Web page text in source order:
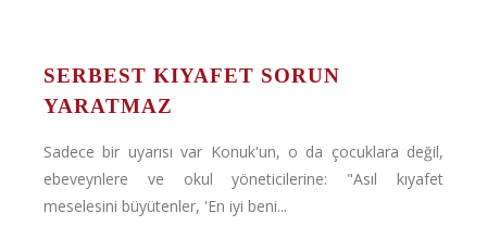
SERBEST KIYAFET SORUN
YARATMAZ
Sadece bir uyarısı var Konuk'un, o da çocuklara değil,
ebeveynlere ve okul yöneticilerine: "Asıl kıyafet
meselesini büyütenler, 'En iyi beni...